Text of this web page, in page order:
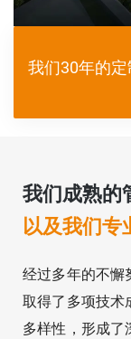
我们30年的
我们成熟的
以及我们专
经过多年的不懈
取得了多项技术
多样性，形成了